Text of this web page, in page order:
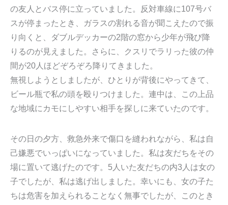
の友人とバス停に立っていました。反対車線に107号バ
スが停まったとき、ガラスの割れる音が聞こえたので振
り向くと、ダブルデッカーの2階の窓から少年が飛び降
りるのが見えました。さらに、クスリでラリった彼の仲
間が20人ほどぞろぞろ降りてきました。
無視しようとしましたが、ひとりが背後にやってきて、
ビール瓶で私の頭を殴りつけました。連中は、この上品
な地域にカモにしやすい相手を探しに来ていたのです。
その日の夕方、救急外来で傷口を縫われながら、私は自
己嫌悪でいっぱいになっていました。私は友だちをその
場に置いて逃げたのです。5人いた友だちの内3人は女の
子でしたが、私は逃げ出しました。幸いにも、女の子た
ちは危害を加えられることなく無事でしたが、このとき